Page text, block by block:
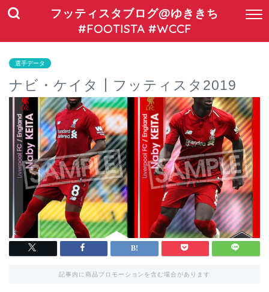
フッティスタブログ@ゆききち
#FOOTISTA #WCCF
選手データ
ナビ・ケイタ┃フッティスタ2019
記事内に商品プロモーションを含む場合があります